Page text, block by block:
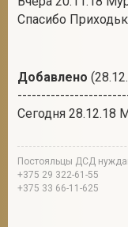
Спасибо
Добавлено
Сегодня 28.12.18
Постояльцы ДСД
+375 29 322-61-55
+375 33 66-11-625